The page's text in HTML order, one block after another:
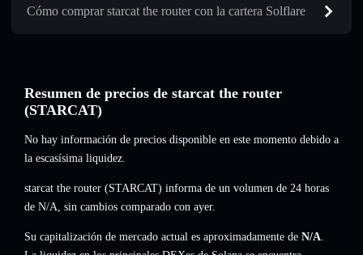
Cómo comprar starcat the router con la cartera Solflare
Resumen de precios de starcat the router
(STARCAT)
No hay información de precios disponible en este momento debido a
la escasísima liquidez.
starcat the router (STARCAT) informa de un volumen de 24 horas
de N/A, sin cambios comparado con ayer.
Su capitalización de mercado actual es aproximadamente de N/A.